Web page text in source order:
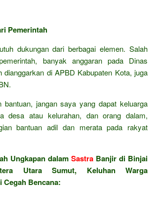
Pemerintah
dukungan dari berbagai elemen. Salah
banyak anggaran pada Dinas
dianggarkan di APBD Kabupaten Kota, juga
bantuan, jangan saya yang dapat keluarga
desa atau kelurahan, dan orang dalam,
bantuan adil dan merata pada rakyat
Ungkapan dalam Sastra Banjir di Binjai
Utara Sumut, Keluhan Warga
Cegah Bencana: